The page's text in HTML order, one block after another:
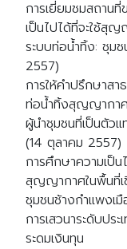
Search
for:
การเยี่ยมชมสถาน
เป็นไปได้ที่จะใช้สุ
ระบบท่อน้ำทิ้ง: ชุม
2557)
การให้คำปรึกษาสา
ท่อน้ำทิ้งสุญญากา
ผู้นำชุมชนที่เป็นตัว
(14 ตุลาคม 2557)
การศึกษาความเป็น
สุญญากาศในพื้นที่เ
ชุมชนช้างกำแพงเ
การเสวนาระดับปร
ระดมเงินทุน